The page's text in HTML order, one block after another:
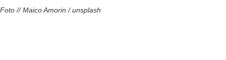
Foto // Maico Amorin / unsplash